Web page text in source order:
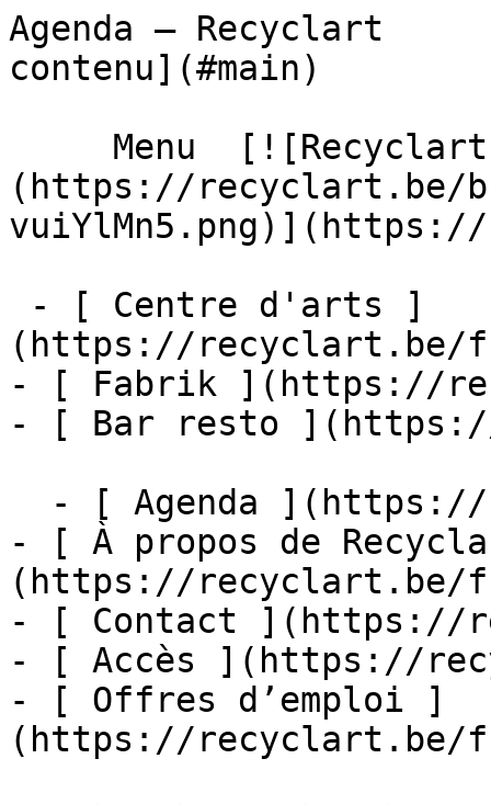
Agenda –
contenu](#main)
(https://recyclart.be/
(https://recyclart.be/
- [ Fabrik ](https://
- [ Bar resto
- [ À propos de
(https://recyclart.be/
- [ Contact ](https://
- [ Accès ](https://
- [ Offres d’emploi ]
(https://recyclart.be/